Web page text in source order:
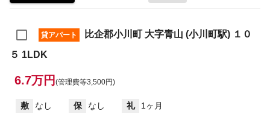
貸アパート
比企郡小川町 大字青山 (小川町駅) １０
５ 1LDK
6.7万円 (管理費等3,500円)
敷 なし 保 なし 礼
1ヶ月